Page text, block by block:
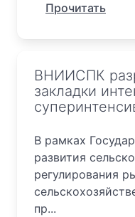
Прочитать
ВНИИСПК
закладки
В рамках
развития
регулирования
пр...